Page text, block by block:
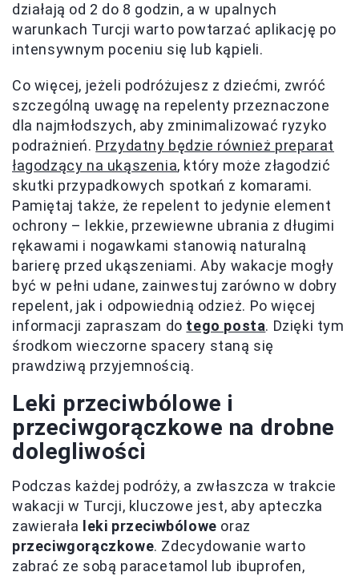
działają od 2 do 8 godzin, a w upalnych
warunkach Turcji warto powtarzać aplikację po
intensywnym poceniu się lub kąpieli.
Co więcej, jeżeli podróżujesz z dziećmi, zwróć
szczególną uwagę na repelenty przeznaczone
dla najmłodszych, aby zminimalizować ryzyko
podrażnień. Przydatny będzie również preparat
łagodzący na ukąszenia, który może złagodzić
skutki przypadkowych spotkań z komarami.
Pamiętaj także, że repelent to jedynie element
ochrony – lekkie, przewiewne ubrania z długimi
rękawami i nogawkami stanowią naturalną
barierę przed ukąszeniami. Aby wakacje mogły
być w pełni udane, zainwestuj zarówno w dobry
repelent, jak i odpowiednią odzież. Po więcej
informacji zapraszam do tego posta. Dzięki tym
środkom wieczorne spacery staną się
prawdziwą przyjemnością.
Leki przeciwbólowe i
przeciwgorączkowe na drobne
dolegliwości
Podczas każdej podróży, a zwłaszcza w trakcie
wakacji w Turcji, kluczowe jest, aby apteczka
zawierała
leki przeciwbólowe oraz
przeciwgorączkowe. Zdecydowanie warto
zabrać ze sobą paracetamol lub ibuprofen,